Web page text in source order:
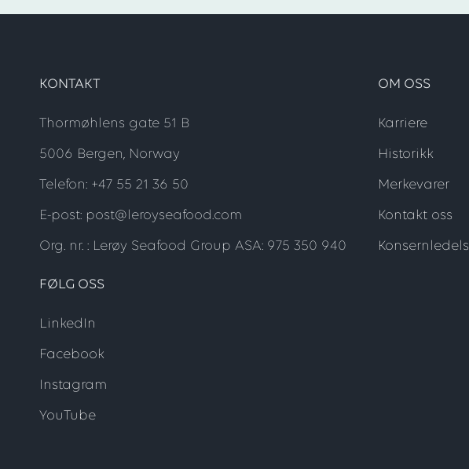
KONTAKT
Thormøhlens gate 51 B
5006 Bergen, Norway
Telefon: +47 55 21 36 50
E-post: post@leroyseafood.com
Org. nr. : Lerøy Seafood Group ASA: 975 350 940
OM OSS
Karriere
Historikk
Merkevarer
Kontakt oss
FØLG OSS
LinkedIn
Facebook
Instagram
YouTube